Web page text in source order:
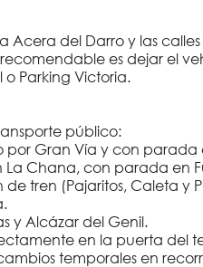
del Darro y las
es dejar el
Parking Victoria.
público:
Gran Vía y con parada
Chana, con parada en
tren (Pajaritos, Caleta y
y Alcázar del Genil.
en la puerta del
temporales en